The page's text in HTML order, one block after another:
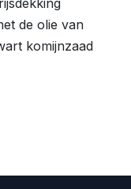
de olie van
komijnzaad